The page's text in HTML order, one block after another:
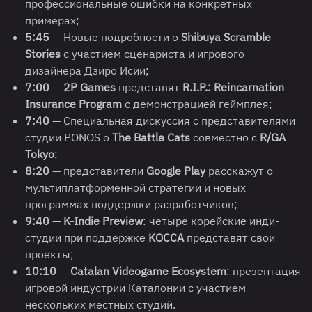
профессиональные ошибки на конкретных
примерах;
5:45 — Новые подробности о Shibuya Scramble
Stories с участием сценариста и игрового
дизайнера Дзиро Исии;
7:00 — 2P Games представят R.I.P.: Reincarnation
Insurance Program с демонстрацией геймплея;
7:40 — Специальная дискуссия с представителями
студии PONOS о The Battle Cats совместно с R/GA
Tokyo;
8:20 — представители Google Playрасскажут о
мультиплатформенной стратегии и новых
программах поддержки разработчиков;
9:40 — K-Indie Preview: четыре корейские инди-
студии при поддержке KOCCAпредставят свои
проекты;
10:10 — Catalan Videogame Ecosystem: презентация
игровой индустрии Каталонии с участием
нескольких местных студий.